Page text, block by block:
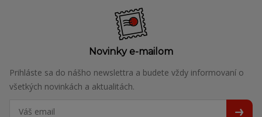
Novinky e-mailom
Prihláste sa do nášho newslettra a budete vždy informovaní o
všetkých novinkách a aktualitách.